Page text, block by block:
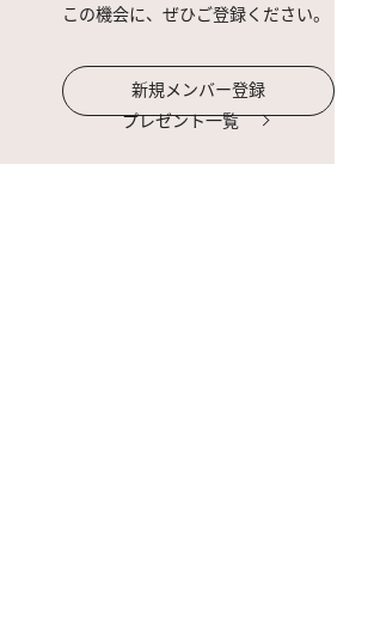
この機会に、ぜひご登録ください。
新規メンバー登録
プレゼント一覧